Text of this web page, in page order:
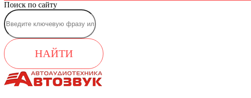
Поиск по сайту
НАЙТИ